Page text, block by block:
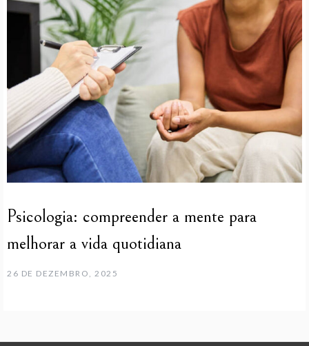
Psicologia: compreender a mente para
melhorar a vida quotidiana
26 DE DEZEMBRO, 2025